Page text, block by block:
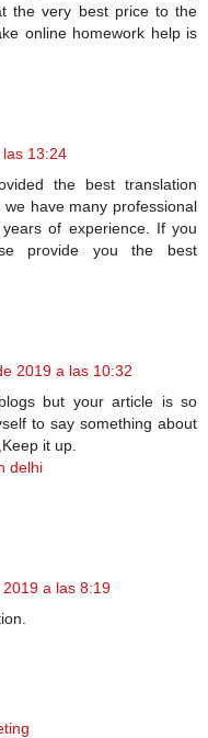
the very best price to the
online homework help is
13:24
the best translation
have many professional
of experience. If you
provide you the best
2019 a las 10:32
but your article is so
to say something about
it up.
delhi
a las 8:19